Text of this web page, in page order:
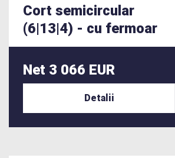
Cort semicircular
(6|13|4) - cu fermoar
Net 3 066 EUR
Detalii